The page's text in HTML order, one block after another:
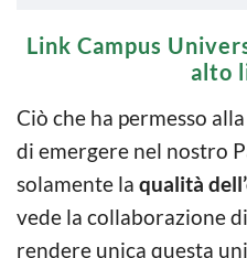
Link Campus
alto
Ciò che ha permesso
di emergere nel nostro
solamente la qualità
vede la collaborazione
rendere unica questa